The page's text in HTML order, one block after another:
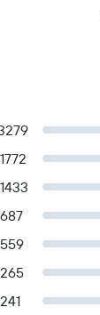
1772
1433
687
559
265
241